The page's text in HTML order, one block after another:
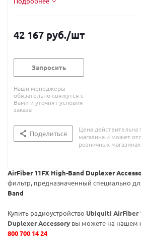
42 167 руб./шт
Запросить
Наши менеджеры
обязательно свяжутся с
Вами и уточнят условия
заказа
Поделиться
Цена действительна
магазина и может
розничных магазинах
AirFiber 11FX High-Band Duplexer
фильтр, предназначенный специально
Band
Купить радиоустройство Ubiquiti AirFiber
Duplexer Accessory вы можете на нашем
800 700 14 24